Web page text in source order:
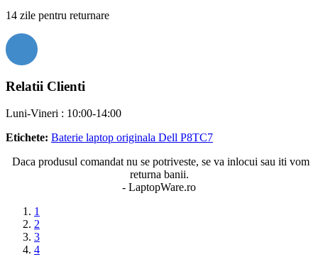
14 zile pentru returnare
Relatii Clienti
Luni-Vineri : 10:00-14:00
Etichete: Baterie laptop originala Dell P8TC7
Daca produsul comandat nu se potriveste, se va inlocui sau iti vom
returna banii.
- LaptopWare.ro
1
2
3
4